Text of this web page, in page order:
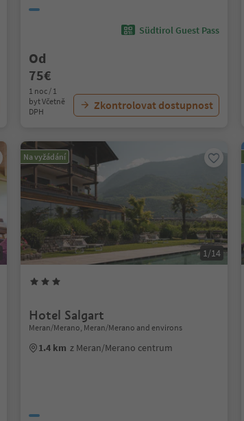
Südtirol Guest Pass
Od
75€
1 noc / 1
byt Včetně
DPH
Zkontrolovat dostupnost
Na vyžádání
1/14
Hotel Salgart
Meran/Merano, Meran/Merano and environs
1.4 km z Meran/Merano centrum